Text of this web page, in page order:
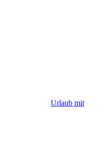
Urlaub mit